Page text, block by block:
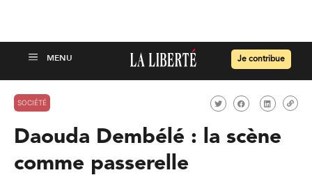
Je contribue
SOCIÉTÉ
Daouda Dembélé : la scène
comme passerelle